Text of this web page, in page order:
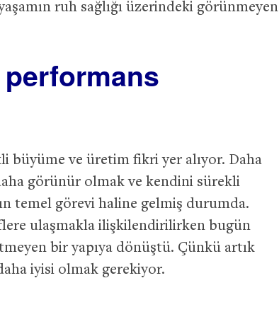
ruh sağlığı üzerindeki görünmeyen
performans
büyüme ve üretim fikri yer alıyor. Daha
görünür olmak ve kendini sürekli
temel görevi haline gelmiş durumda.
ulaşmakla ilişkilendirilirken bugün
bir yapıya dönüştü. Çünkü artık
iyisi olmak gerekiyor.